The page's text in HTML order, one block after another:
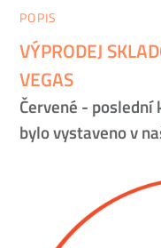
POPIS
VÝPRODEJ
VEGAS
Červené - poslední
bylo vystaveno v